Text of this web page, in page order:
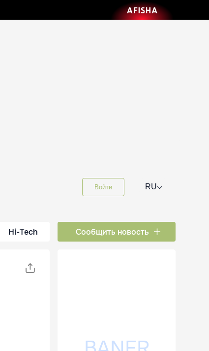
Войти RU⌵
Hi-Tech Сообщить новость